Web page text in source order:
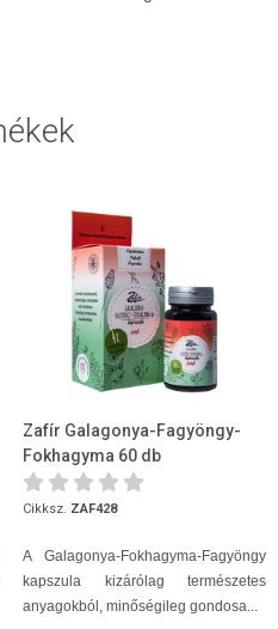
Zafír Galagonya-Fagyöngy-
Fokhagyma 60 db
Cikksz. ZAF428
A Galagonya-Fokhagyma-Fagyöngy
kapszula kizárólag természetes
anyagokból, minőségileg gondosa...